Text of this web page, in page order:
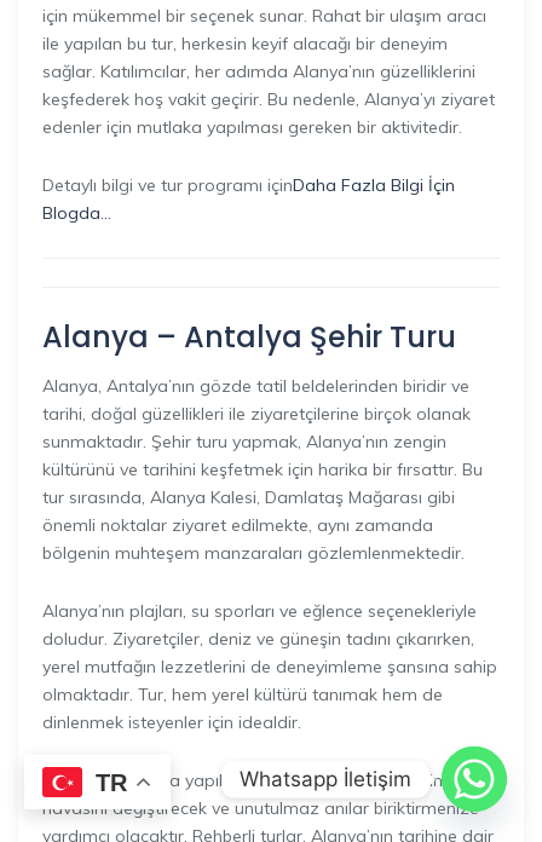
için mükemmel bir seçenek sunar. Rahat bir ulaşım aracı
ile yapılan bu tur, herkesin keyif alacağı bir deneyim
sağlar. Katılımcılar, her adımda Alanya’nın güzelliklerini
keşfederek hoş vakit geçirir. Bu nedenle, Alanya’yı ziyaret
edenler için mutlaka yapılması gereken bir aktivitedir.
Detaylı bilgi ve tur programı içinDaha Fazla Bilgi İçin
Blogda…
Alanya – Antalya Şehir Turu
Alanya, Antalya’nın gözde tatil beldelerinden biridir ve
tarihi, doğal güzellikleri ile ziyaretçilerine birçok olanak
sunmaktadır. Şehir turu yapmak, Alanya’nın zengin
kültürünü ve tarihini keşfetmek için harika bir fırsattır. Bu
tur sırasında, Alanya Kalesi, Damlataş Mağarası gibi
önemli noktalar ziyaret edilmekte, aynı zamanda
bölgenin muhteşem manzaraları gözlemlenmektedir.
Alanya’nın plajları, su sporları ve eğlence seçenekleriyle
doludur. Ziyaretçiler, deniz ve güneşin tadını çıkarırken,
yerel mutfağın lezzetlerini de deneyimleme şansına sahip
olmaktadır. Tur, hem yerel kültürü tanımak hem de
dinlenmek isteyenler için idealdir.
Ayrıca, Alanya’da yapılacak bir şehir turu, tatilinizin genel
havasını değiştirecek ve unutulmaz anılar biriktirmenize
yardımcı olacaktır. Rehberli turlar, Alanya’nın tarihine dair
TR Whatsapp İletişim